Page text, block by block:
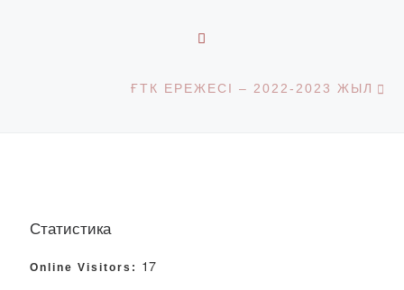
ҒТК ЕРЕЖЕСІ – 2022-2023 ЖЫЛ
Статистика
Online Visitors: 17